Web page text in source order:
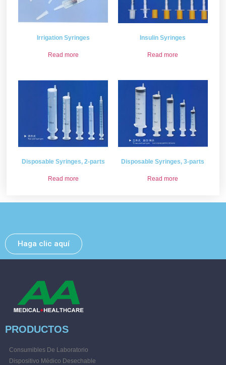
Irrigation Syringes
Read more
Insulin Syringes
Read more
Disposable Syringes, 2-parts
Read more
Disposable Syringes, 3-parts
Read more
Haga clic aquí
PRODUCTOS
Consumibles De Laboratorio
Dispositivo Médico Desechable